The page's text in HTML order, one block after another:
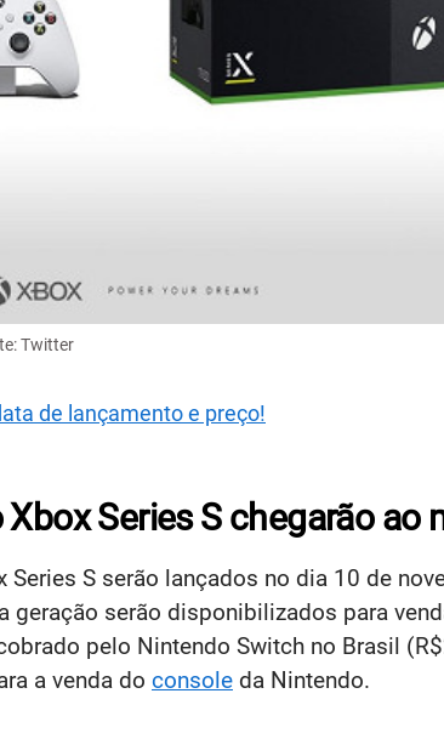
Twitter
de lançamento e preço!
Series S chegarão ao
Series S serão lançados no dia 10 de
serão disponibilizados para
pelo Nintendo Switch no Brasil
a venda do console da Nintendo.